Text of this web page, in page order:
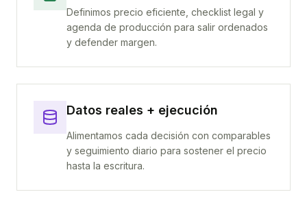
Definimos precio eficiente, checklist legal y
agenda de producción para salir ordenados
y defender margen.
Datos reales + ejecución
Alimentamos cada decisión con comparables
y seguimiento diario para sostener el precio
hasta la escritura.